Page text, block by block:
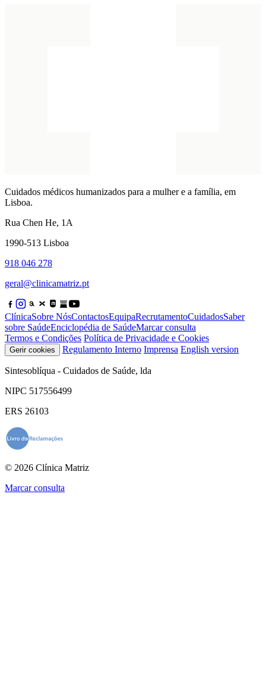
Cuidados médicos humanizados para a mulher e a família, em
Lisboa.
Rua Chen He, 1A
1990-513 Lisboa
918 046 278
geral@clinicamatriz.pt
ClínicaSobre NósContactosEquipaRecrutamentoCuidadosSaber
sobre SaúdeEnciclopédia de SaúdeMarcar consulta
Termos e Condições Política de Privacidade e Cookies
Gerir cookies Regulamento Interno Imprensa English version
Sintesoblíqua - Cuidados de Saúde, lda
NIPC 517556499
ERS 26103
© 2026 Clínica Matriz
Marcar consulta